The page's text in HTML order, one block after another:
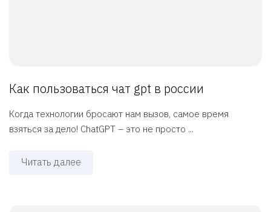
Как пользоваться чат gpt в россии
Когда технологии бросают нам вызов, самое время
взяться за дело! ChatGPT – это не просто ...
Читать далее